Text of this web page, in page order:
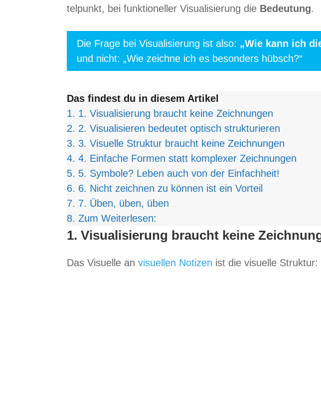
tel­punkt, bei funk­tio­nel­ler Visua­li­sie­rung die Bedeu­tung.
Die Frage bei Visua­li­sie­rung ist also: „Wie kann ich
und nicht: „Wie zeichne ich es beson­ders hübsch?“
Das fin­dest du in die­sem Arti­kel
1. 1. Visua­li­sie­rung braucht keine Zeichnungen
2. 2. Visua­li­sie­ren bedeu­tet optisch strukturieren
3. 3. Visu­elle Struk­tur braucht keine Zeichnungen
4. 4. Ein­fa­che For­men statt kom­ple­xer Zeichnungen
5. 5. Sym­bole? Leben auch von der Einfachheit!
6. 6. Nicht zeich­nen zu kön­nen ist ein Vorteil
7. 7. Üben, üben, üben
8. Zum Wei­ter­le­sen:
1. Visualisierung braucht keine
Das Visu­elle anvisu­el­len Noti­zen ist die visu­elle Struktur: